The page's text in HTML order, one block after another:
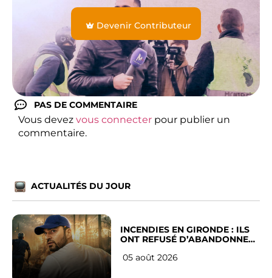
Devenir Contributeur
PAS DE COMMENTAIRE
Vous devez vous connecter pour publier un
commentaire.
ACTUALITÉS DU JOUR
INCENDIES EN GIRONDE : ILS
ONT REFUSÉ D’ABANDONNER
05 août 2026